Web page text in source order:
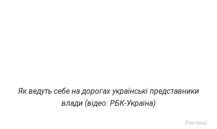
Як ведуть себе на дорогах українські представники
влади (відео: РБК-Україна)